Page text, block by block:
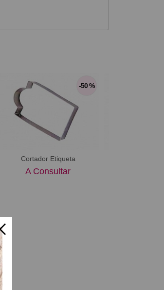
-50 %
Cortador Etiqueta
A Consultar